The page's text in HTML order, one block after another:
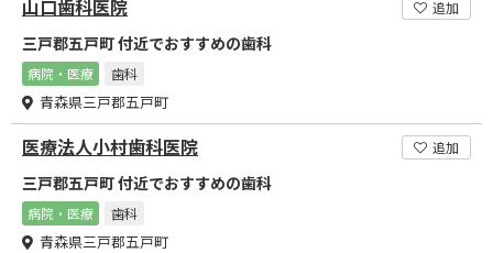
山口歯科医院 追加
三戸郡五戸町 付近でおすすめの歯科
病院・医療 歯科
青森県三戸郡五戸町
医療法人小村歯科医院 追加
三戸郡五戸町 付近でおすすめの歯科
病院・医療 歯科
青森県三戸郡五戸町